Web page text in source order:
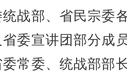
战部、省民宗委
委宣讲团部分成
常委、统战部部